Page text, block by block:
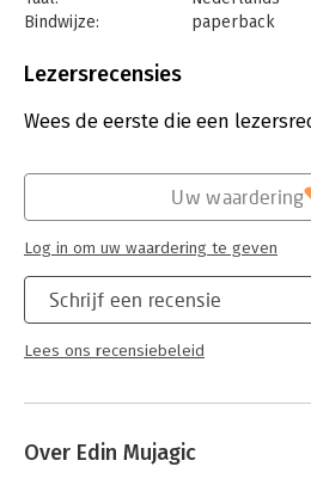
Bindwijze:
paperback
Uitgever:
Verschijningsdatum:
5-8-2021
Mens en
Lezersrecensies
Wees de eerste die een
Schrijf een recensie
Lees ons recensiebeleid
Uw waardering
Log in om uw waardering te geven
Over Edin Mujagic